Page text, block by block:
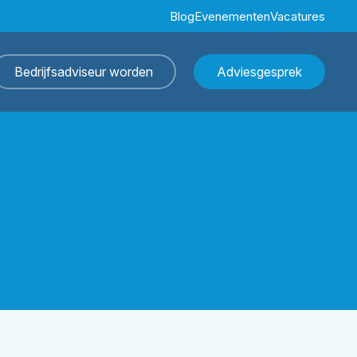
BlogEvenementenVacatures
Bedrijfsadviseur worden Adviesgesprek